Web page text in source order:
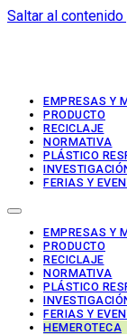
Saltar al
EMPRESAS Y
PRODUCTO
RECICLAJE
NORMATIVA
PLÁSTICO
FERIAS Y
EMPRESAS Y
PRODUCTO
RECICLAJE
NORMATIVA
PLÁSTICO
FERIAS Y
HEMEROTECA